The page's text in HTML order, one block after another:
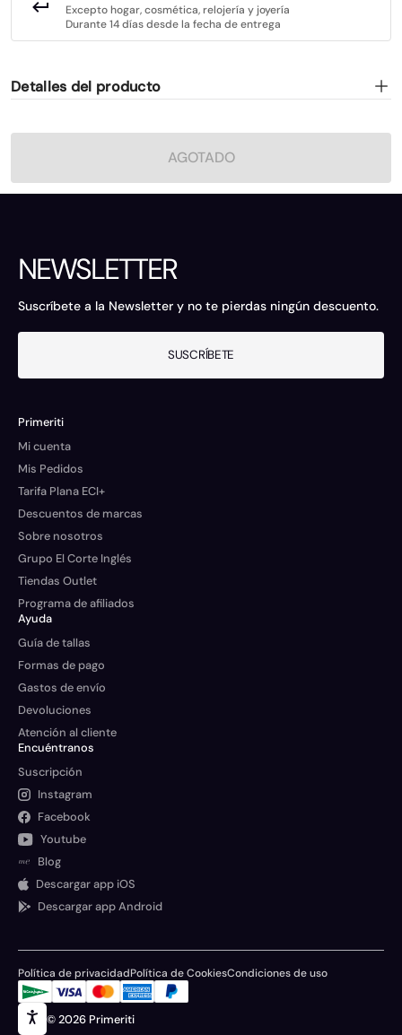
Excepto hogar, cosmética, relojería y joyería
Durante 14 días desde la fecha de entrega
Detalles del producto
AGOTADO
NEWSLETTER
Suscríbete a la Newsletter y no te pierdas ningún descuento.
SUSCRÍBETE
Primeriti
Mi cuenta
Mis Pedidos
Tarifa Plana ECI+
Descuentos de marcas
Sobre nosotros
Grupo El Corte Inglés
Tiendas Outlet
Programa de afiliados
Ayuda
Guía de tallas
Formas de pago
Gastos de envío
Devoluciones
Atención al cliente
Encuéntranos
Suscripción
Instagram
Facebook
Youtube
Blog
Descargar app iOS
Descargar app Android
© 2026 Primeriti
Política de privacidadPolítica de CookiesCondiciones de uso